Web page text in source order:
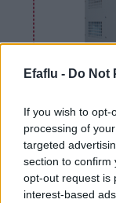
Efaflu - Do Not
If you wish to
processing of
targeted
section to confirm
opt-out request is
interest-based